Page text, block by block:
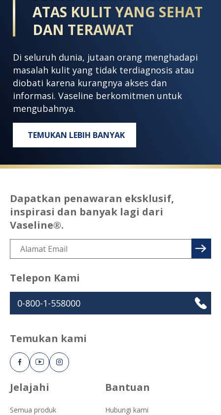
ATAS KULIT YANG SEHAT
DAN TERAWAT
Di seluruh dunia, jutaan orang menghadapi
masalah kulit yang tidak terdiagnosis atau
diobati karena kurangnya akses dan
informasi. Vaseline berkomitmen untuk
mengubahnya.
TEMUKAN LEBIH BANYAK
SETIAP ORANG BERHAK ATAS KULIT
Jelajahi
Semua produk
Bantuan
Hubungi kami
Dapatkan penawaran eksklusif,
inspirasi dan banyak lagi dari
Vaseline®.
Telepon Kami
0-800-1-558000
Temukan kami